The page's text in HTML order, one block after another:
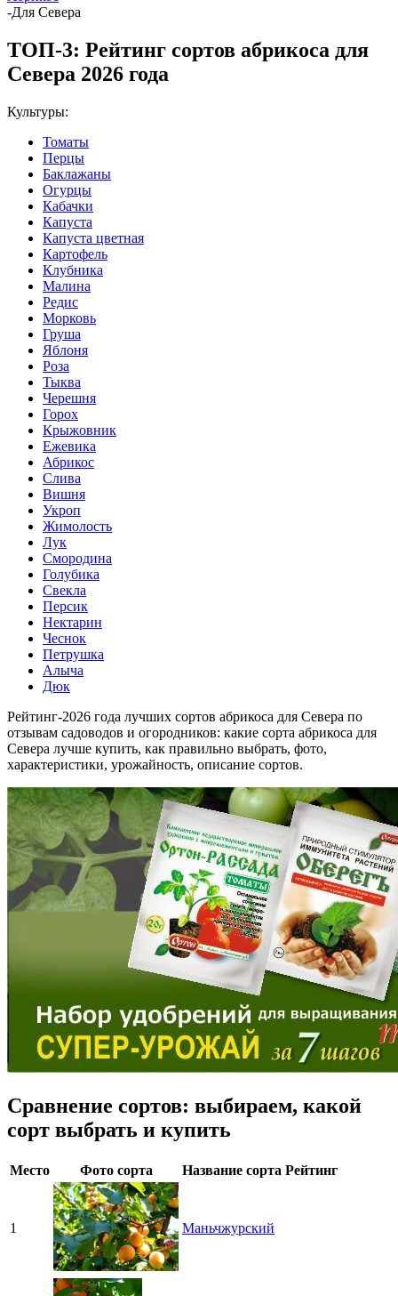
-Для Севера
ТОП-3: Рейтинг сортов абрикоса для
Севера 2026 года
Культуры:
Томаты
Перцы
Баклажаны
Огурцы
Кабачки
Капуста
Капуста цветная
Картофель
Клубника
Малина
Редис
Морковь
Груша
Яблоня
Роза
Тыква
Черешня
Горох
Крыжовник
Ежевика
Абрикос
Слива
Вишня
Укроп
Жимолость
Лук
Смородина
Голубика
Свекла
Персик
Нектарин
Чеснок
Петрушка
Алыча
Дюк
Рейтинг-2026 года лучших сортов абрикоса для Севера по
отзывам садоводов и огородников: какие сорта абрикоса для
Севера лучше купить, как правильно выбрать, фото,
характеристики, урожайность, описание сортов.
Сравнение сортов: выбираем, какой
сорт выбрать и купить
Место Фото сорта Название сорта Рейтинг
1 Маньчжурский